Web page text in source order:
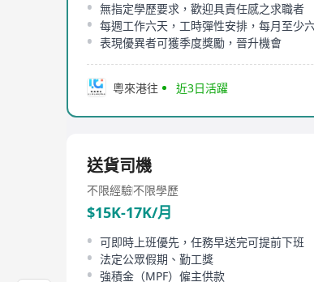
無指定學歷要求，歡迎具責任感之求職者
每週工作六天，工時彈性安排，每月至少
表現優異者可獲季度獎勵，晉升機會
粵來港往 近3日活躍
送貨司機
不限經驗不限學歷
$15K-17K/月
可即時上班優先，任務早送完可提前下班
法定公眾假期、勤工獎
強積金（MPF）僱主供款